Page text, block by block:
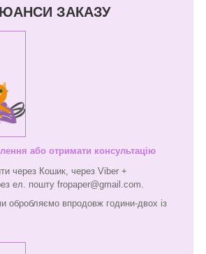
ЗАКАЗУ
або отримати консультацію
через Кошик, через Viber +
ел. пошту fropaper@gmail.com.
обробляємо впродовж години-двох із